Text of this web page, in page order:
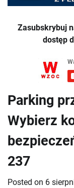
Zasubskrybuj
dostęp
Parking
Wybierz
237
Posted on 6